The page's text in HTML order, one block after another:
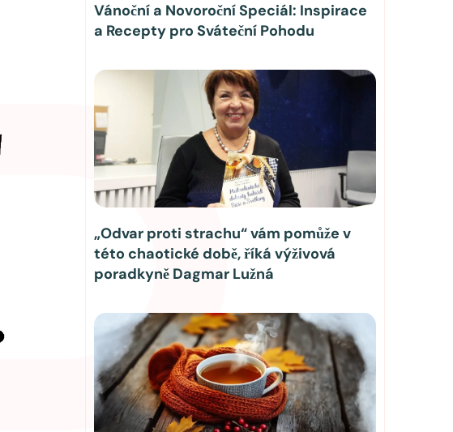
Vánoční a Novoroční Speciál: Inspirace
a Recepty pro Sváteční Pohodu
„Odvar proti strachu“ vám pomůže v
této chaotické době, říká výživová
poradkyně Dagmar Lužná